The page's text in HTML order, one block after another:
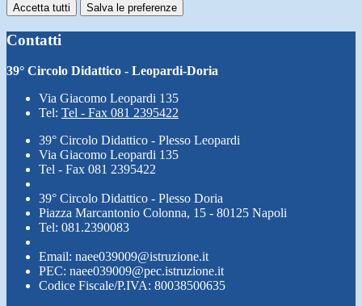
Accetta tutti Salva le preferenze
Contatti
39° Circolo Didattico - Leopardi-Doria
Via Giacomo Leopardi 135
Tel: Tel - Fax 081 2395422
39° Circolo Didattico - Plesso Leopardi
Via Giacomo Leopardi 135
Tel - Fax 081 2395422
39° Circolo Didattico - Plesso Doria
Piazza Marcantonio Colonna, 15 - 80125 Napoli
Tel: 081.2390083
Email: naee039009@istruzione.it
PEC: naee039009@pec.istruzione.it
Codice Fiscale/P.IVA: 80038500635